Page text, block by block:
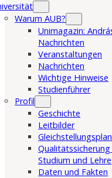
Warum AUB?
Unimagazin:
Nachrichten
Veranstaltungen
Nachrichten
Wichtige Hinweise
Studienführer
Profil
Geschichte
Leitbilder
Gleichstellungsplan
Qualitätssicherung
Studium und Lehre
Daten und Fakten